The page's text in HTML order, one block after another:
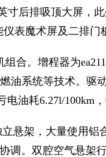
寸后排吸顶大屏，
仪表魔术屏及二排门
合。增程器为
油系统等技术。驱
油耗6.27l/100km
悬架，大量使用
调。双腔空气悬架